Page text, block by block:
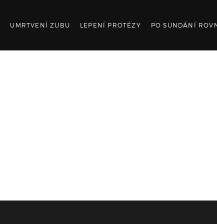
UMRTVENÍ ZUBU LEPENÍ PROTÉZY PO SUNDÁNÍ